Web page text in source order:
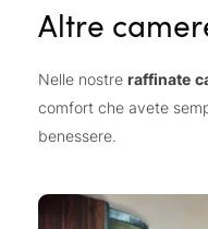
Altre
Nelle nostre raffinate
comfort che avete
benessere.